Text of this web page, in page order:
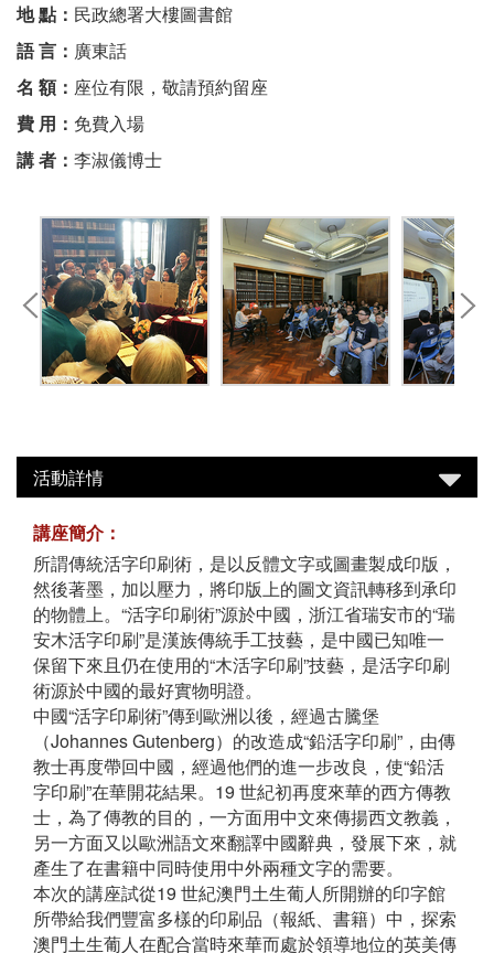
地 點： 民政總署大樓圖書館
語 言： 廣東話
名 額： 座位有限，敬請預約留座
費 用： 免費入場
講 者： 李淑儀博士
活動詳情
講座簡介：
所謂傳統活字印刷術，是以反體文字或圖畫製成印版，
然後著墨，加以壓力，將印版上的圖文資訊轉移到承印
的物體上。“活字印刷術”源於中國，浙江省瑞安市的“瑞
安木活字印刷”是漢族傳統手工技藝，是中國已知唯一
保留下來且仍在使用的“木活字印刷”技藝，是活字印刷
術源於中國的最好實物明證。
中國“活字印刷術”傳到歐洲以後，經過古騰堡
（Johannes Gutenberg）的改造成“鉛活字印刷”，由傳
教士再度帶回中國，經過他們的進一步改良，使“鉛活
字印刷”在華開花結果。19 世紀初再度來華的西方傳教
士，為了傳教的目的，一方面用中文來傳揚西文教義，
另一方面又以歐洲語文來翻譯中國辭典，發展下來，就
產生了在書籍中同時使用中外兩種文字的需要。
本次的講座試從19 世紀澳門土生葡人所開辦的印字館
所帶給我們豐富多樣的印刷品（報紙、書籍）中，探索
澳門土生葡人在配合當時來華而處於領導地位的英美傳